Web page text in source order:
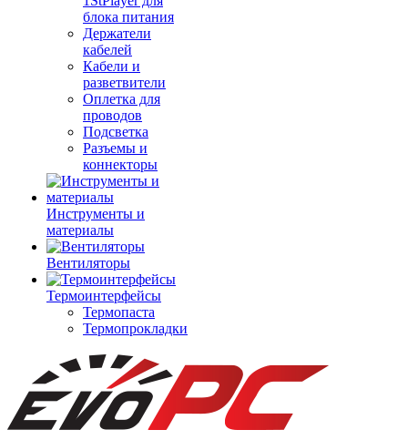
блока питания
Держатели
кабелей
Кабели и
разветвители
Оплетка для
проводов
Подсветка
Разъемы и
коннекторы
Инструменты и
материалы
Вентиляторы
Термоинтерфейсы
Термопаста
Термопрокладки